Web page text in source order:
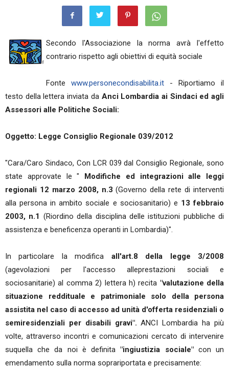
Secondo l'Associazione la norma avrà l'effetto
contrario rispetto agli obiettivi di equità sociale
Fonte www.personecondisabilita.it - Riportiamo il
testo della lettera inviata da Anci Lombardia ai Sindaci ed agli
Assessori alle Politiche Sociali:
Oggetto: Legge Consiglio Regionale 039/2012
"Cara/Caro Sindaco, Con LCR 039 dal Consiglio Regionale, sono
state approvate le " Modifiche ed integrazioni alle leggi
regionali 12 marzo 2008, n.3 (Governo della rete di interventi
alla persona in ambito sociale e sociosanitario) e 13 febbraio
2003, n.1 (Riordino della disciplina delle istituzioni pubbliche di
assistenza e beneficenza operanti in Lombardia)".
In particolare la modifica all'art.8 della legge 3/2008
(agevolazioni per l'accesso alleprestazioni sociali e
sociosanitarie) al comma 2) lettera h) recita "valutazione della
situazione reddituale e patrimoniale solo della persona
assistita nel caso di accesso ad unità d'offerta residenziali o
semiresidenziali per disabili gravi". ANCI Lombardia ha più
volte, attraverso incontri e comunicazioni cercato di intervenire
suquella che da noi è definita"ingiustizia sociale"con un
emendamento sulla norma soprariportata e precisamente: